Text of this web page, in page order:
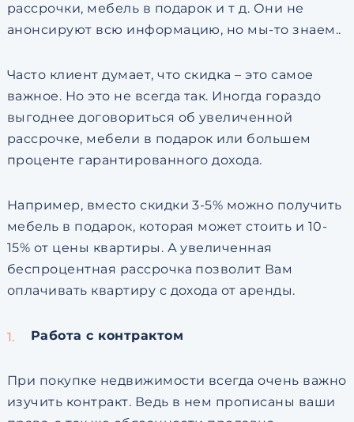
рассрочки, мебель в подарок и т д. Они не
анонсируют всю информацию, но мы-то знаем..
Часто клиент думает, что скидка – это самое
важное. Но это не всегда так. Иногда гораздо
выгоднее договориться об увеличенной
рассрочке, мебели в подарок или большем
проценте гарантированного дохода.
Например, вместо скидки 3-5% можно получить
мебель в подарок, которая может стоить и 10-
15% от цены квартиры. А увеличенная
беспроцентная рассрочка позволит Вам
оплачивать квартиру с дохода от аренды.
Работа с контрактом
При покупке недвижимости всегда очень важно
изучить контракт. Ведь в нем прописаны ваши